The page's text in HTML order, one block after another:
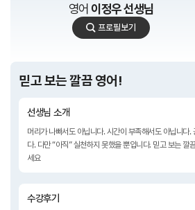
영어 이정우 선생님
이
정
님
프로필보기
믿고 보는 깔끔 영어!
선생님 소개
머리가 나빠서도 아닙니다. 시간이 부족해서도 아닙니다.
다. 다만 “아직” 실천하지 못했을 뿐입니다. 믿고 보는 깔
세요
수강후기